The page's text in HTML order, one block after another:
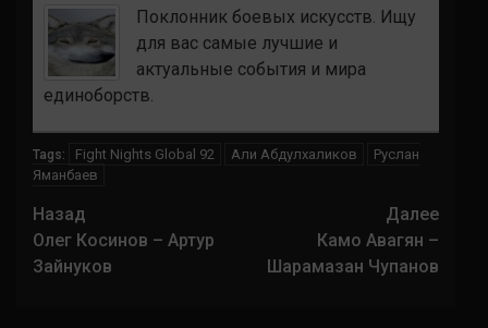
Поклонник боевых искусств. Ищу
для вас самые лучшие и
актуальные события и мира
единоборств.
Tags: Fight Nights Global 92 Али Абдулхаликов
Руслан
Яманбаев
Навигация
записи
Назад
Олег Косинов – Артур
Зайнуков
Далее
Камо Авагян –
Шарамазан Чупанов